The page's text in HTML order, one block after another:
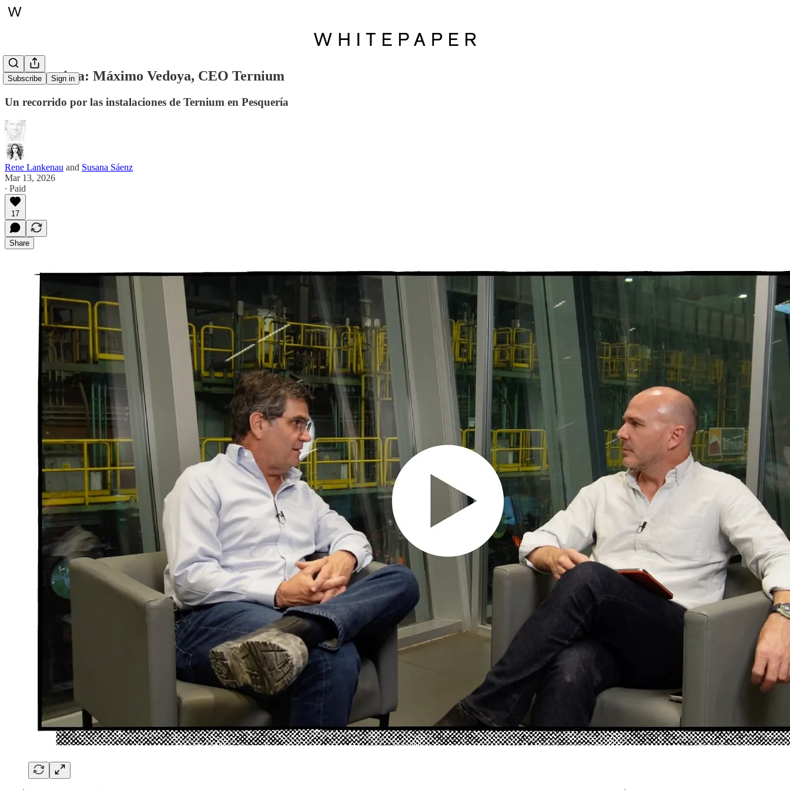
Subscribe Sign in
La entrevista: Máximo Vedoya, CEO Ternium
Un recorrido por las instalaciones de Ternium en Pesquería
Rene Lankenau and Susana Sáenz
Mar 13, 2026
∙ Paid
17
Share